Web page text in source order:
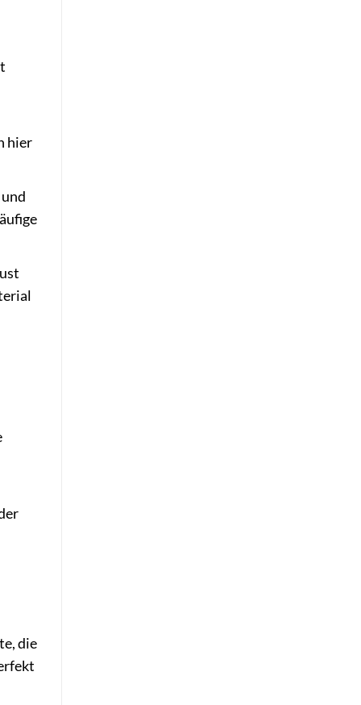
hier
die